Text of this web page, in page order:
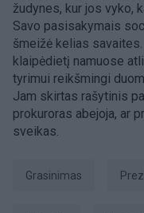
žudynes, kur jos vyko,
Savo pasisakymais
šmeižė kelias
klaipėdietį namuose
tyrimui reikšmingi
Jam skirtas rašytinis
prokuroras abejoja, ar
sveikas.
grasinimas